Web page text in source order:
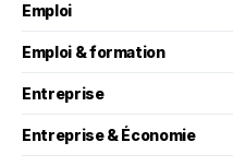
Emploi
Emploi & formation
Entreprise
Entreprise & Économie